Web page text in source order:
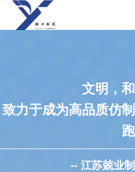
文明，
致力于成为高品质仿
-- 江苏兢业